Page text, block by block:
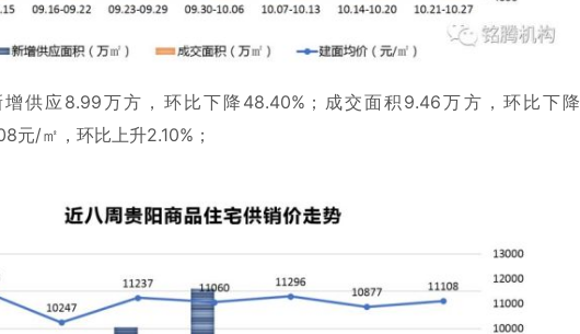
供应8.99万方，环比下降48.40%；成交面积9.46万方，环比下降
元/㎡，环比上升2.10%；